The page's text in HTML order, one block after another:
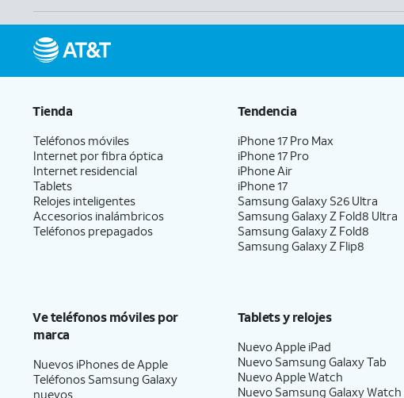
Tienda
Teléfonos móviles
Internet por fibra óptica
Internet residencial
Tablets
Relojes inteligentes
Accesorios inalámbricos
Teléfonos prepagados
Tendencia
iPhone 17 Pro Max
iPhone 17 Pro
iPhone Air
iPhone 17
Samsung Galaxy S26 Ultra
Samsung Galaxy Z Fold8 Ultra
Samsung Galaxy Z Fold8
Samsung Galaxy Z Flip8
Ve teléfonos móviles por
marca
Nuevos iPhones de Apple
Teléfonos Samsung Galaxy
nuevos
Tablets y relojes
Nuevo Apple iPad
Nuevo Samsung Galaxy Tab
Nuevo Apple Watch
Nuevo Samsung Galaxy Watch